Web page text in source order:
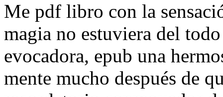
Me pdf libro con la
magia no estuviera del
evocadora, epub una
mente mucho después de